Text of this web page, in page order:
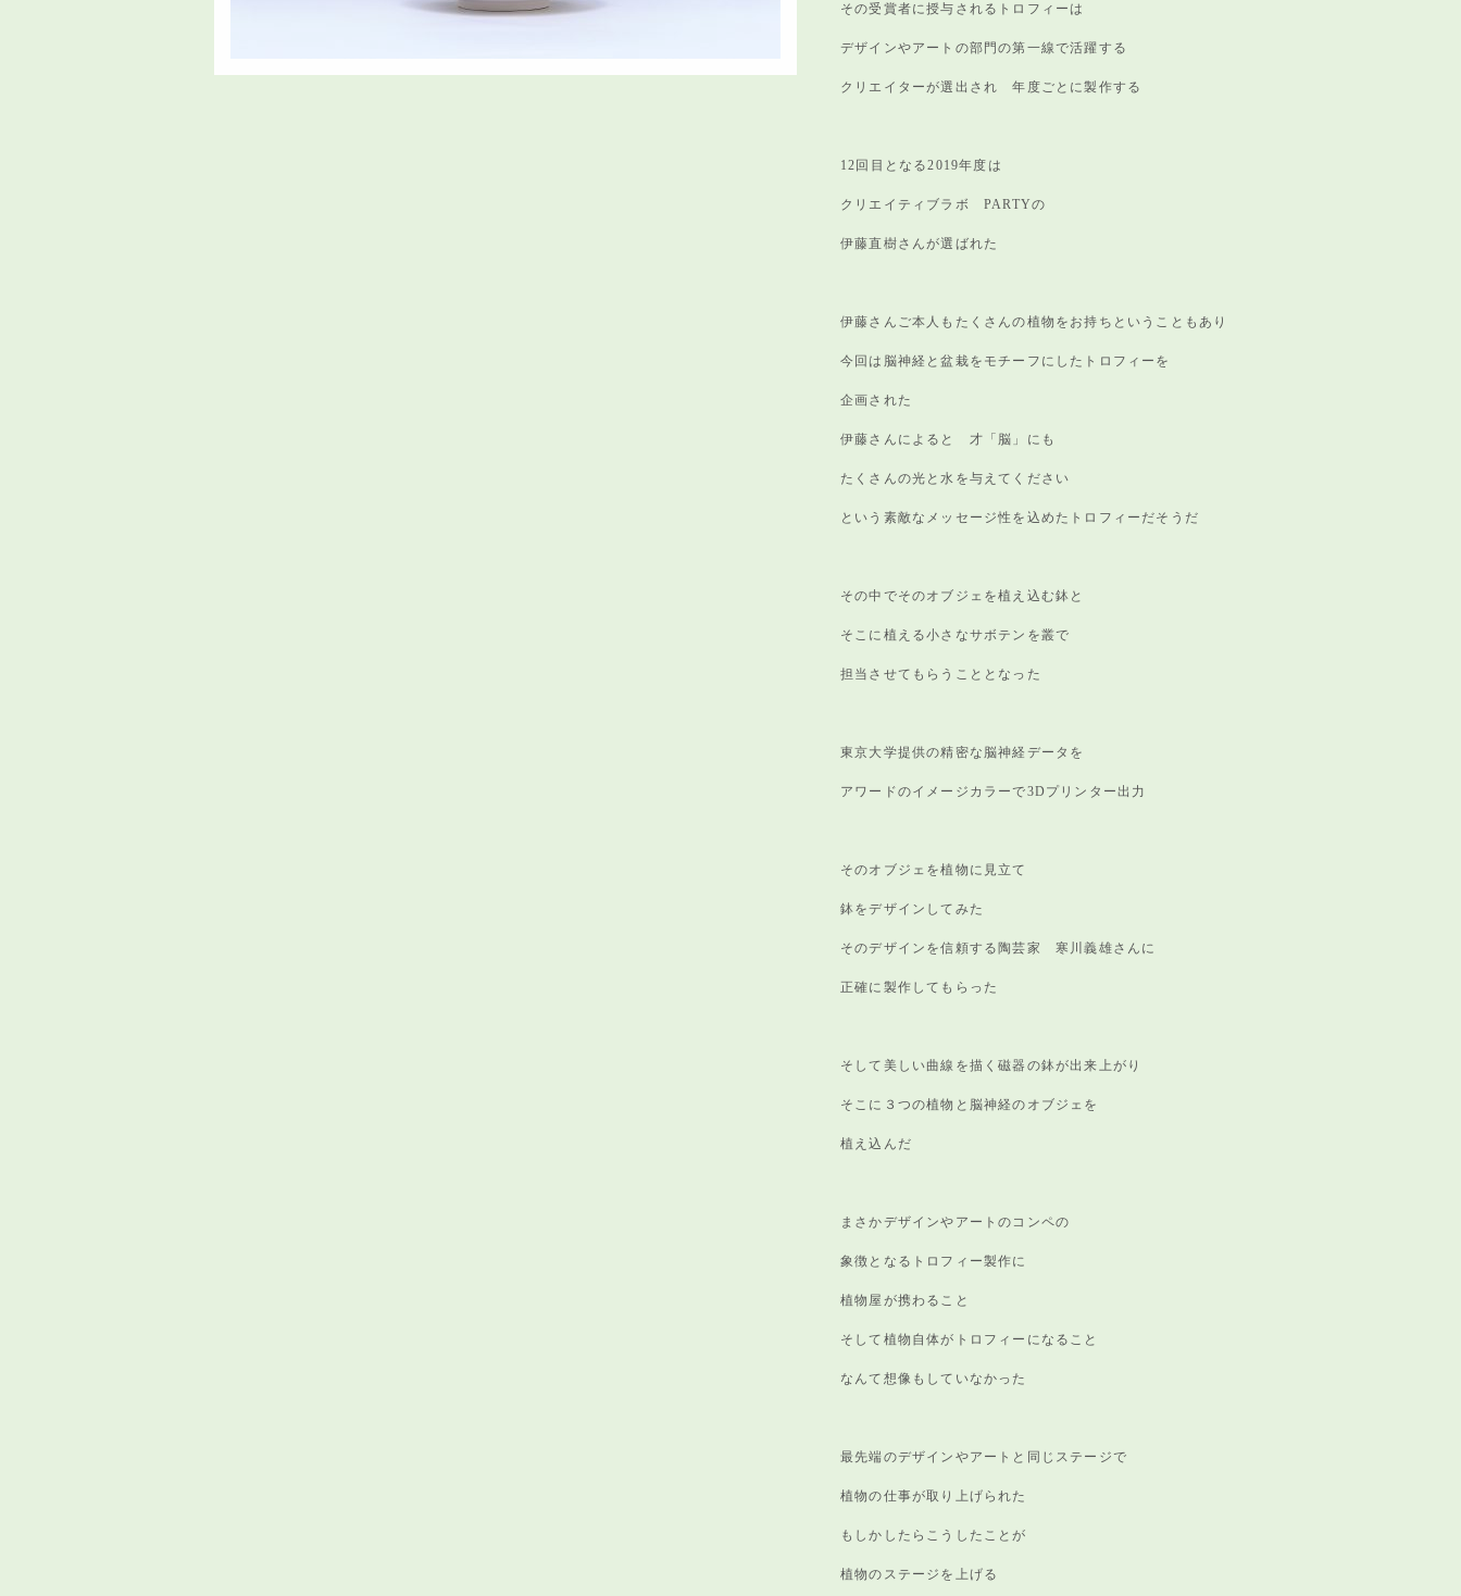
その受賞者に授与されるトロフィーは
デザインやアートの部門の第一線で活躍する
クリエイターが選出され 年度ごとに製作する
12回目となる2019年度は
クリエイティブラボ PARTYの
伊藤直樹さんが選ばれた
伊藤さんご本人もたくさんの植物をお持ちということもあり
今回は脳神経と盆栽をモチーフにしたトロフィーを
企画された
伊藤さんによると 才「脳」にも
たくさんの光と水を与えてください
という素敵なメッセージ性を込めたトロフィーだそうだ
その中でそのオブジェを植え込む鉢と
そこに植える小さなサボテンを叢で
担当させてもらうこととなった
東京大学提供の精密な脳神経データを
アワードのイメージカラーで3Dプリンター出力
そのオブジェを植物に見立て
鉢をデザインしてみた
そのデザインを信頼する陶芸家 寒川義雄さんに
正確に製作してもらった
そして美しい曲線を描く磁器の鉢が出来上がり
そこに３つの植物と脳神経のオブジェを
植え込んだ
まさかデザインやアートのコンペの
象徴となるトロフィー製作に
植物屋が携わること
そして植物自体がトロフィーになること
なんて想像もしていなかった
最先端のデザインやアートと同じステージで
植物の仕事が取り上げられた
もしかしたらこうしたことが
植物のステージを上げる